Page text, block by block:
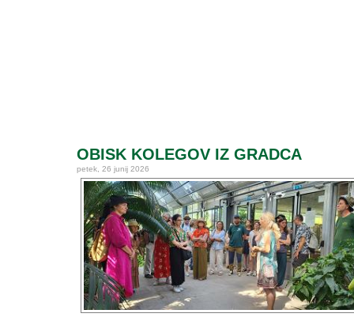
OBISK KOLEGOV IZ GRADCA
petek, 26 junij 2026